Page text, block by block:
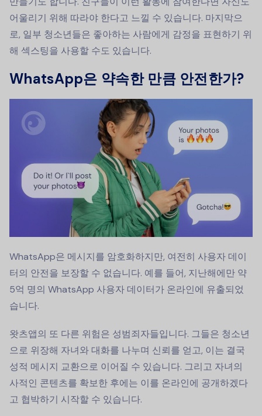
어울리기 위해 따라야 한다고 느낄 수 있습니다. 마지막으
로, 일부 청소년들은 좋아하는 사람에게 감정을 표현하기 위
해 섹스팅을 사용할 수도 있습니다.
WhatsApp은 약속한 만큼 안전한가?
WhatsApp은 메시지를 암호화하지만, 여전히 사용자 데이
터의 안전을 보장할 수 없습니다. 예를 들어, 지난해에만 약
5억 명의 WhatsApp 사용자 데이터가 온라인에 유출되었
습니다.
왓츠앱의 또 다른 위험은 성범죄자들입니다. 그들은 청소년
으로 위장해 자녀와 대화를 나누며 신뢰를 얻고, 이는 결국
성적 메시지 교환으로 이어질 수 있습니다. 그리고 자녀의
사적인 콘텐츠를 확보한 후에는 이를 온라인에 공개하겠다
고 협박하기 시작할 수 있습니다.